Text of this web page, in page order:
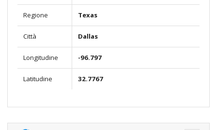
Regione Texas
Città Dallas
Longitudine -96.797
Latitudine 32.7767